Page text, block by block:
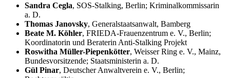
Sandra Cegla, SOS-Stalking, Berlin; Kriminalkommissarin
a. D.
Thomas Janovsky, Generalstaatsanwalt, Bamberg
Beate M. Köhler, FRIEDA-Frauenzentrum e. V., Berlin;
Koordinatorin und Beraterin Anti-Stalking Projekt
Roswitha Müller-Piepenkötter, Weisser Ring e. V., Mainz,
Bundesvorsitzende; Staatsministerin a. D.
Gül Pinar, Deutscher Anwaltverein e. V., Berlin;